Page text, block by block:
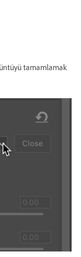
tamamlamak